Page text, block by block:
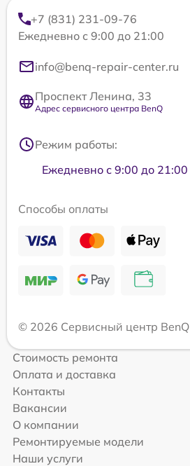
+7 (831) 231-09-76
Ежедневно с 9:00 до 21:00
info@benq-repair-center.ru
Проспект Ленина, 33
Адрес сервисного центра BenQ
Режим работы:
Ежедневно с 9:00 до 21:00
Способы оплаты
© 2026 Сервисный центр BenQ
Стоимость ремонта
Оплата и доставка
Контакты
Вакансии
О компании
Ремонтируемые модели
Наши услуги